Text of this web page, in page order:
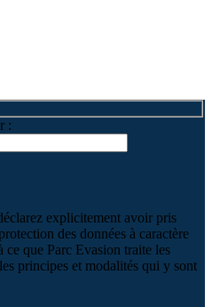
:
explicitement avoir pris
des données à caractère
ce que Parc Evasion traite les
principes et modalités qui y sont